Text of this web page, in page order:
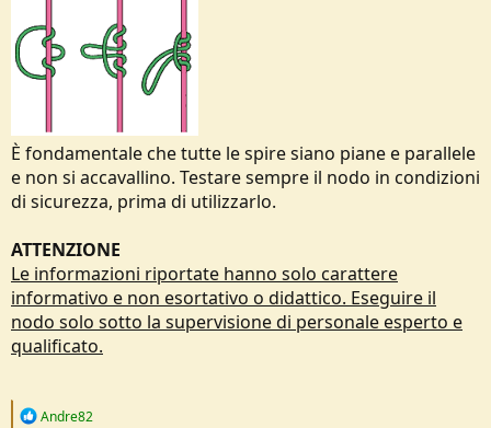
È fondamentale che tutte le spire siano piane e parallele
e non si accavallino. Testare sempre il nodo in condizioni
di sicurezza, prima di utilizzarlo.
ATTENZIONE
Le informazioni riportate hanno solo carattere
informativo e non esortativo o didattico. Eseguire il
nodo solo sotto la supervisione di personale esperto e
qualificato.
R
Andre82